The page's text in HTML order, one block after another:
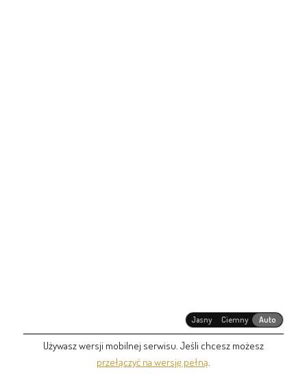
Jasny Ciemny Auto
Używasz wersji mobilnej serwisu. Jeśli chcesz możesz
przełączyć na wersję pełną